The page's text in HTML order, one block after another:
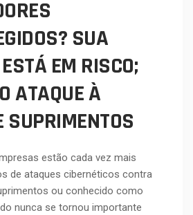
SUA
EM RISCO;
ATAQUE À
SUPRIMENTOS
estão cada vez mais
de ataques cibernéticos contra
ou conhecido como
nunca se tornou importante